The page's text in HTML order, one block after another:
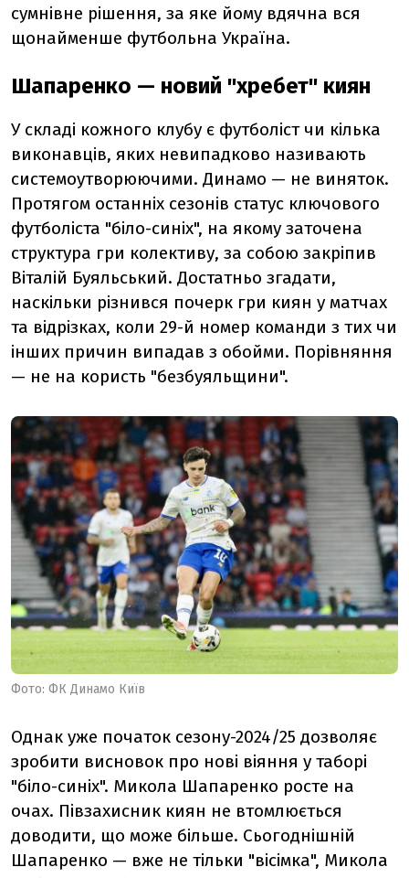
сумнівне рішення, за яке йому вдячна вся
щонайменше футбольна Україна.
Шапаренко — новий "хребет" киян
У складі кожного клубу є футболіст чи кілька
виконавців, яких невипадково називають
системоутворюючими. Динамо — не виняток.
Протягом останніх сезонів статус ключового
футболіста "біло-синіх", на якому заточена
структура гри колективу, за собою закріпив
Віталій Буяльський. Достатньо згадати,
наскільки різнився почерк гри киян у матчах
та відрізках, коли 29-й номер команди з тих чи
інших причин випадав з обойми. Порівняння
— не на користь "безбуяльщини".
Фото: ФК Динамо Київ
Однак уже початок сезону-2024/25 дозволяє
зробити висновок про нові віяння у таборі
"біло-синіх". Микола Шапаренко росте на
очах. Півзахисник киян не втомлюється
доводити, що може більше. Сьогоднішній
Шапаренко — вже не тільки "вісімка", Микола